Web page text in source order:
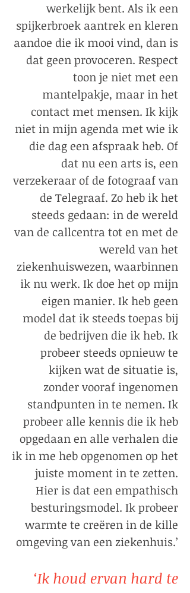
werkelijk bent. Als ik een
spijkerbroek aantrek en kleren
aandoe die ik mooi vind, dan is
dat geen provoceren. Respect
toon je niet met een
mantelpakje, maar in het
contact met mensen. Ik kijk
niet in mijn agenda met wie ik
die dag een afspraak heb. Of
dat nu een arts is, een
verzekeraar of de fotograaf van
de Telegraaf. Zo heb ik het
steeds gedaan: in de wereld
van de callcentra tot en met de
wereld van het
ziekenhuiswezen, waarbinnen
ik nu werk. Ik doe het op mijn
eigen manier. Ik heb geen
model dat ik steeds toepas bij
de bedrijven die ik heb. Ik
probeer steeds opnieuw te
kijken wat de situatie is,
zonder vooraf ingenomen
standpunten in te nemen. Ik
probeer alle kennis die ik heb
opgedaan en alle verhalen die
ik in me heb opgenomen op het
juiste moment in te zetten.
Hier is dat een empathisch
besturingsmodel. Ik probeer
warmte te creëren in de kille
omgeving van een ziekenhuis.’
‘Ik houd ervan hard te